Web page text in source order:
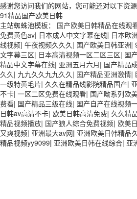
感谢您访问我们的网站，您可能还对以下资源
91精品国产欧美日韩
主站蜘蛛池模板： 国产欧美日韩精品在线观
免费黄色av| 日本成人中文字幕在线| 日本欧
线视频| 午夜视频久久久| 国产欧美日韩亚洲|
文字幕三区| 日本高清视频一区二区三区| 国
精品中文字幕在线| 亚洲五月六月| 国产精品
久久| 九九久久九九久久| 国产精品亚洲激情|
一级特黄毛片| 久久在精品线影院精品国产|
不卡| 一区二区免费在线观看| 国产呦系列欧
费看| 国产精品三级在线| 国产自产在线视频
日韩av高清不卡| 欧美日韩高清免费| 久久精
精品视频播放| 国产狼人综合免费视频| 欧美
又爽视频| 亚洲最大av网| 亚洲欧美日韩精品
精品视频yy9099| 亚洲欧美日韩在线综合| 亚